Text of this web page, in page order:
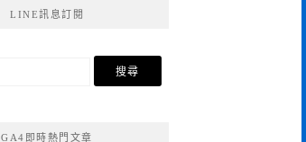
LINE訊息訂閱
GA4即時熱門文章